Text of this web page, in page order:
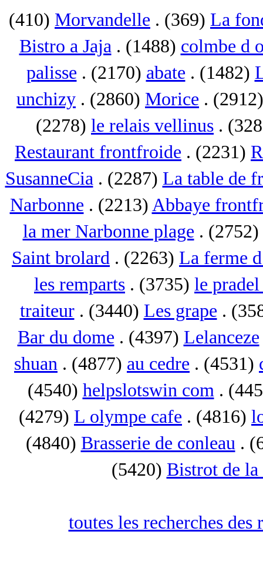
(410) Morvandelle . (369) La
Bistro a Jaja. (1488) colmbe d
palisse . (2170) abate . (1482)
unchizy . (2860) Morice .
(2278) le relais vellinus .
Restaurant frontfroide . (2231)
SusanneCia. (2287) La table de
Narbonne . (2213) Abbaye
la mer Narbonne plage . (2752)
Saint brolard . (2263) La ferme
les remparts . (3735) le
traiteur. (3440) Les grape .
Bar du dome . (4397) Lelanceze
shuan . (4877) au cedre . (4531)
(4540) helpslotswin com.
(4279) L olympe cafe . (4816)
(4840) Brasserie de conleau.
(5420) Bistrot de la
toutes les recherches